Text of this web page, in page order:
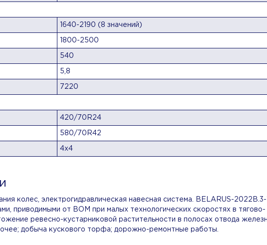
1640-2190 (8 значений)
1800-2500
540
5,8
7220
420/70R24
580/70R42
4х4
колес, электрогидравлическая навесная система. BELARUS-2022B.3-
приводимыми от ВОМ при малых технологических скоростях в тягово-
ревесно-кустарниковой растительности в полосах отвода
добыча кускового торфа; дорожно-ремонтные работы.